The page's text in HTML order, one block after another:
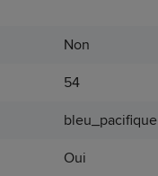
Non
54
bleu_pacifique
Oui